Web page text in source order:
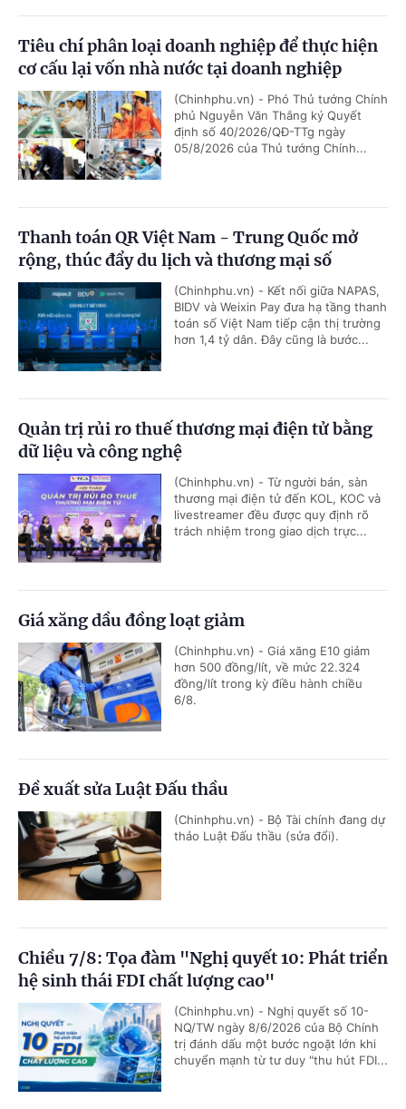
Tiêu chí phân loại doanh nghiệp để thực hiện
cơ cấu lại vốn nhà nước tại doanh nghiệp
(Chinhphu.vn) - Phó Thủ tướng Chính
phủ Nguyễn Văn Thắng ký Quyết
định số 40/2026/QĐ-TTg ngày
05/8/2026 của Thủ tướng Chính...
Thanh toán QR Việt Nam - Trung Quốc mở
rộng, thúc đẩy du lịch và thương mại số
(Chinhphu.vn) - Kết nối giữa NAPAS,
BIDV và Weixin Pay đưa hạ tầng thanh
toán số Việt Nam tiếp cận thị trường
hơn 1,4 tỷ dân. Đây cũng là bước...
Quản trị rủi ro thuế thương mại điện tử bằng
dữ liệu và công nghệ
(Chinhphu.vn) - Từ người bán, sàn
thương mại điện tử đến KOL, KOC và
livestreamer đều được quy định rõ
trách nhiệm trong giao dịch trực...
Giá xăng dầu đồng loạt giảm
(Chinhphu.vn) - Giá xăng E10 giảm
hơn 500 đồng/lít, về mức 22.324
đồng/lít trong kỳ điều hành chiều
6/8.
Đề xuất sửa Luật Đấu thầu
(Chinhphu.vn) - Bộ Tài chính đang dự
thảo Luật Đấu thầu (sửa đổi).
Chiều 7/8: Tọa đàm "Nghị quyết 10: Phát triển
hệ sinh thái FDI chất lượng cao"
(Chinhphu.vn) - Nghị quyết số 10-
NQ/TW ngày 8/6/2026 của Bộ Chính
trị đánh dấu một bước ngoặt lớn khi
chuyển mạnh từ tư duy "thu hút FDI...